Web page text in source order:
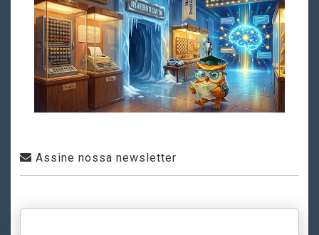
Assine nossa newsletter